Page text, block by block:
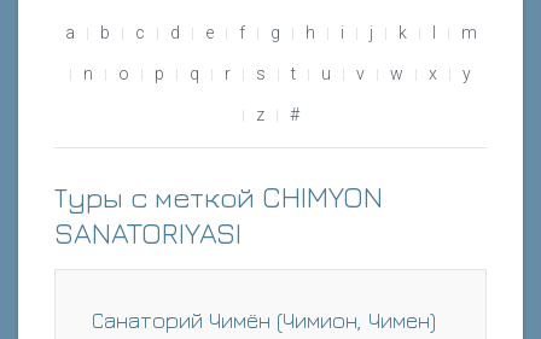
a b c d e f g h i j k m
n o p q r s t u v w x y
z #
Туры с меткой CHIMYON
SANATORIYASI
Санаторий Чимён (Чимион, Чимен)